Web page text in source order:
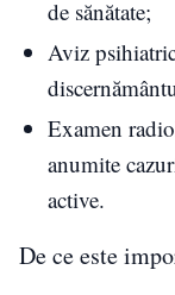
de sănătate;
Aviz
Examen
anumite
active.
De ce este